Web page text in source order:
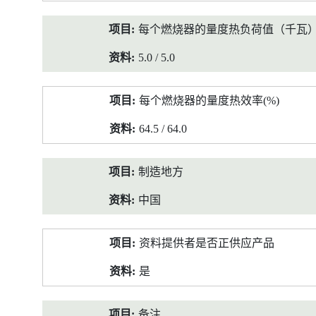
每个燃烧器的量度热负荷值（千瓦
5.0 / 5.0
每个燃烧器的量度热效率(%)
64.5 / 64.0
制造地方
中国
资料提供者是否正供应产品
是